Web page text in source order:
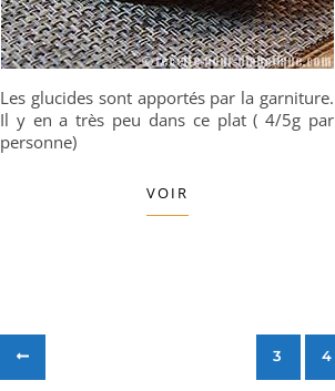
Les glucides sont apportés par la garniture.
Il y en a très peu dans ce plat ( 4/5g par
personne)
VOIR
3 4